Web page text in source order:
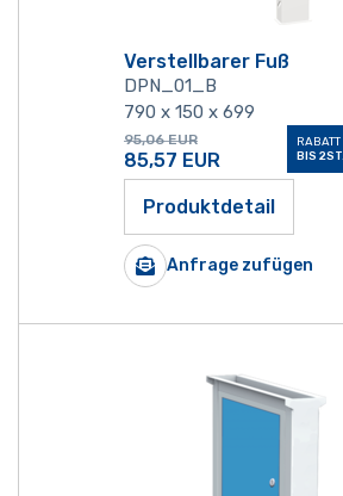
Verstellbarer Fuß
DPN_01_B
790 x 150 x 699
95,06 EUR
85,57 EUR
RABATT
BIS 2ST.
Produktdetail
Anfrage zufügen